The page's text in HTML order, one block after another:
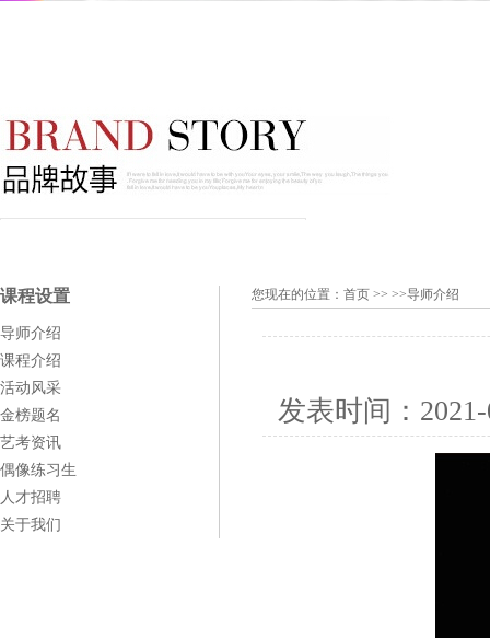
课程设置
导师介绍
课程介绍
活动风采
金榜题名
艺考资讯
偶像练习生
人才招聘
关于我们
您现在的位置： 首页 >> >>导师介绍
发表时间：